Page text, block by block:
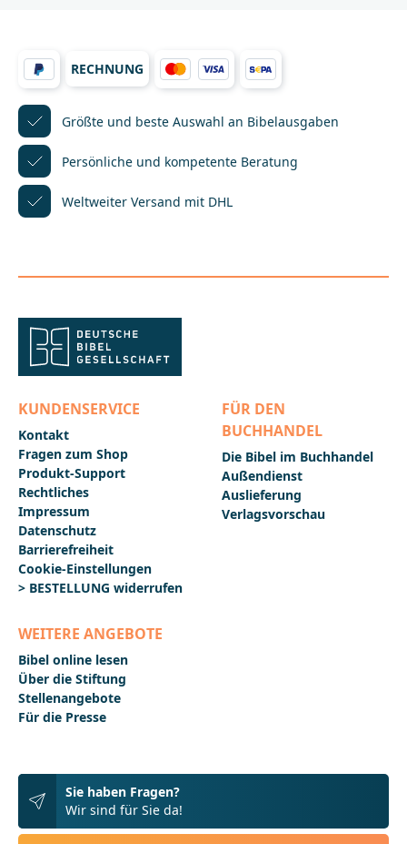
RECHNUNG
Größte und beste Auswahl an Bibelausgaben
Persönliche und kompetente Beratung
Weltweiter Versand mit DHL
KUNDENSERVICE
Kontakt
Fragen zum Shop
Produkt-Support
Rechtliches
Impressum
Datenschutz
Barrierefreiheit
Cookie-Einstellungen
> BESTELLUNG widerrufen
FÜR DEN
BUCHHANDEL
Die Bibel im Buchhandel
Außendienst
Auslieferung
Verlagsvorschau
WEITERE ANGEBOTE
Bibel online lesen
Über die Stiftung
Stellenangebote
Für die Presse
Sie haben Fragen?
Wir sind für Sie da!